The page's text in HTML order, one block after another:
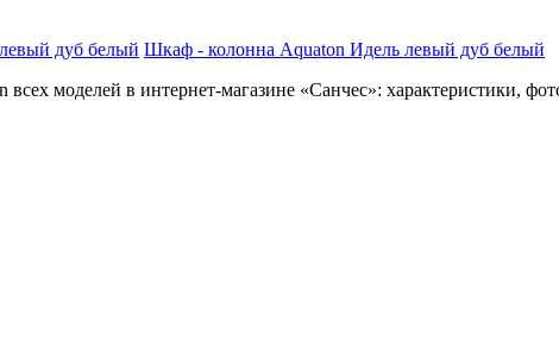
Шкаф - колонна Aquaton Идель левый дуб белый
моделей в интернет-магазине «Санчес»: характеристики,